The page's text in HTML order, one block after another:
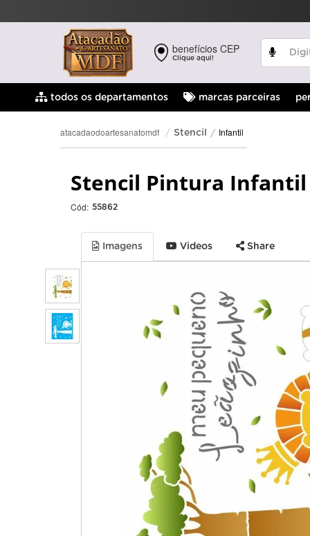
benefícios CEP
Clique aqui!
todos os departamentos marcas parceiras
atacadaodoartesanatomdf Stencil Infantil
Stencil Pintura Infantil
Cód: 55862
Imagens Videos
Share